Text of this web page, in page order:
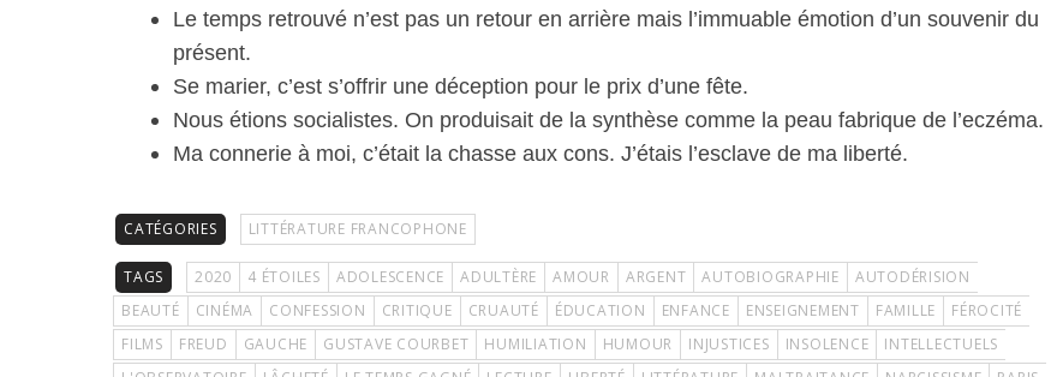
Le temps retrouvé n’est pas un retour en arrière mais l’immuable émotion d’un souvenir du
présent.
Se marier, c’est s’offrir une déception pour le prix d’une fête.
Nous étions socialistes. On produisait de la synthèse comme la peau fabrique de l’eczéma.
Ma connerie à moi, c’était la chasse aux cons. J’étais l’esclave de ma liberté.
CATÉGORIES LITTÉRATURE FRANCOPHONE
TAGS 2020 4 ÉTOILES ADOLESCENCE ADULTÈRE AMOUR ARGENT AUTOBIOGRAPHIE
AUTODÉRISION
BEAUTÉ
CINÉMA CONFESSION CRITIQUE CRUAUTÉ ÉDUCATION ENFANCE ENSEIGNEMENT FAMILLE
FÉROCITÉ
FILMS
FREUD GAUCHE GUSTAVE COURBET HUMILIATION HUMOUR INJUSTICES INSOLENCE
INTELLECTUELS